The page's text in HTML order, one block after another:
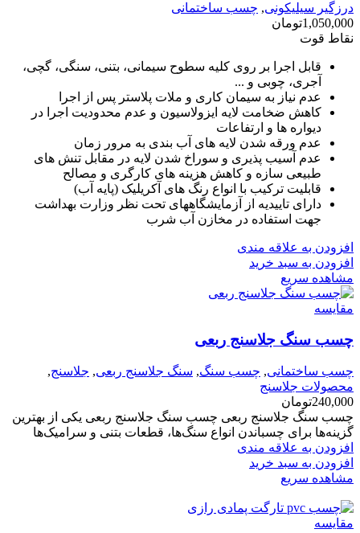
درزگیر سیلیکونی, چسب ساختمانی
1,050,000تومان
نقاط قوت
قابل اجرا بر روی کلیه سطوح سیمانی، بتنی، سنگی، گچی،
آجری، چوبی و ...
عدم نیاز به سیمان کاری و ملات پلاستر پس از اجرا
کاهش ضخامت لایه ایزولاسیون و عدم محدودیت اجرا در
دیواره ها و ارتفاعات
عدم ورقه شدن لایه های آب بندی به مرور زمان
عدم آسیب پذیری و سوراخ شدن لایه در مقابل تنش های
طبیعی سازه و کاهش هزینه های کارگری و مصالح
قابلیت ترکیب با انواع رنگ های آکریلیک (پایه آب)
دارای تاییدیه از آزمایشگاههای تحت نظر وزارت بهداشت
جهت استفاده در مخازن آب شرب
افزودن به علاقه مندی
افزودن به سبد خرید
مشاهده سریع
مقایسه
چسب سنگ جلاسنج ربعی
چسب ساختمانی, چسب سنگ, سنگ جلاسنج ربعی, جلاسنج,
محصولات جلاسنج
240,000تومان
چسب سنگ جلاسنج ربعی چسب سنگ جلاسنج ربعی یکی از بهترین
گزینه‌ها برای چسباندن انواع سنگ‌ها، قطعات بتنی و سرامیک‌ها
افزودن به علاقه مندی
افزودن به سبد خرید
مشاهده سریع
مقایسه